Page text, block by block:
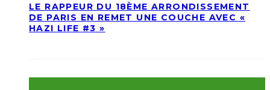
LE RAPPEUR DU 18ÈME ARRONDISSEMENT
DE PARIS EN REMET UNE COUCHE AVEC «
HAZI LIFE #3 »